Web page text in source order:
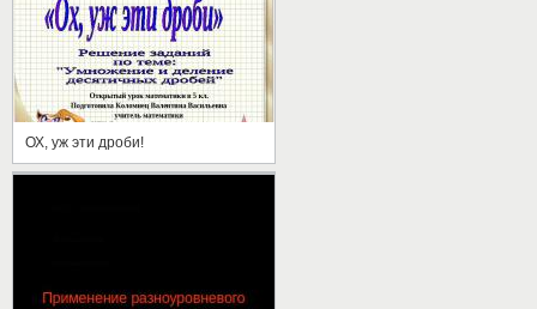
ОХ, уж эти дроби!